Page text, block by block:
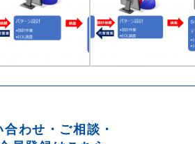
合わせ・ご相談・